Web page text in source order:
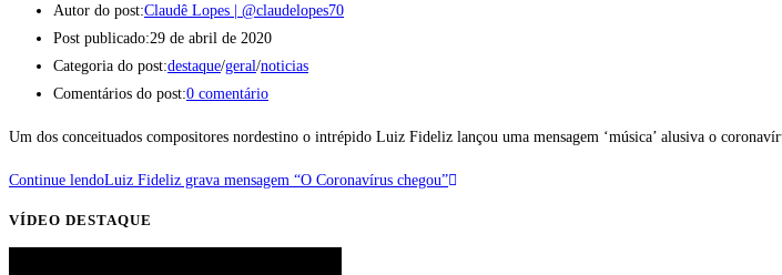
Autor do post:Claudê Lopes | @claudelopes70
Post publicado:29 de abril de 2020
Categoria do post:destaque/geral/noticias
Comentários do post:0 comentário
Um dos conceituados compositores nordestino o intrépido Luiz Fideliz lançou uma mensagem ‘música’ alusiva o
Continue lendoLuiz Fideliz grava mensagem “O Coronavírus chegou”
VÍDEO DESTAQUE